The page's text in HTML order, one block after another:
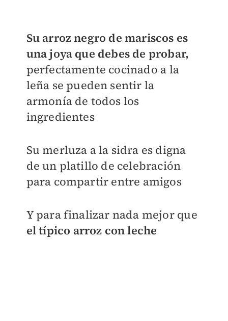
Su arroz negro de mariscos es
una joya que debes de probar,
perfectamente cocinado a la
leña se pueden sentir la
armonía de todos los
ingredientes
Su merluza a la sidra es digna
de un platillo de celebración
para compartir entre amigos
Y para finalizar nada mejor que
el típico arroz con leche